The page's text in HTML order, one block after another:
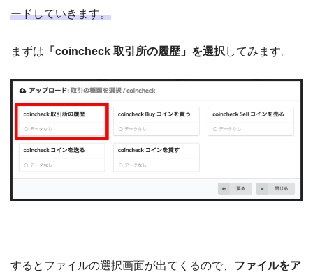
ードしていきます。
まずは 「coincheck 取引所の履歴」を選択 してみます。
するとファイルの選択画面が出てくるので、 ファイルをア